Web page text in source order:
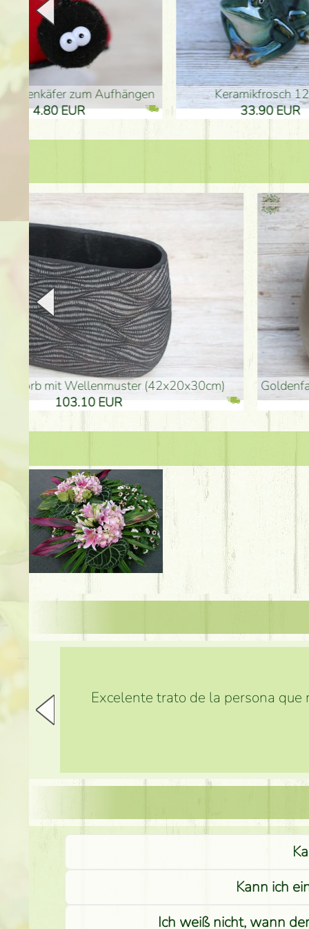
Keramikfrosch 12cm
33.90 EUR
goldenfarbene Vase (40x26cm)
94.30 EUR
hohe goldenfarbene
135.20
Excelente trato de la persona que
Kann ich
Ich weiß nicht, wann